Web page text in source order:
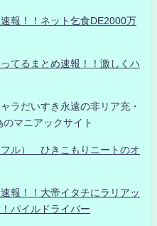
報！！ネット乞食DE2000万
てるまとめ速報！！激しくハ
ラだいすき永遠の非リア充・
マニアックサイト
ル） ひきこもりニートのオ
報！！大帝イタチにラリアッ
パイルドライバー